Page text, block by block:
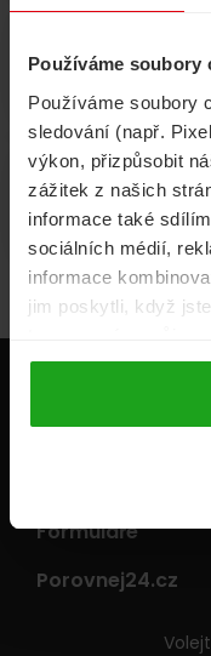
Používáme soubory
Používáme soubory
sledování (např.
výkon, přizpůsobit
zážitek z našich
informace také
sociálních médií,
informace
jim poskytli, když
Volání, internet,
Životní
Pojišťovny
Formuláře
Porovnej24.cz